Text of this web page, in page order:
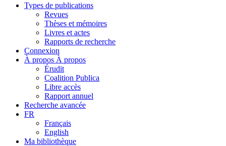
Types de publications
Revues
Thèses et mémoires
Livres et actes
Rapports de recherche
Connexion
À propos À propos
Érudit
Coalition Publica
Libre accès
Rapport annuel
Recherche avancée
FR
Français
English
Ma bibliothèque